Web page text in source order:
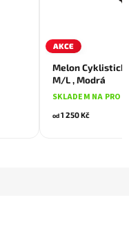
AKCE
Melon
M/L , Modrá
SKLADEM NA
od1 250 Kč